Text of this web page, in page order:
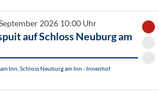
2026 10:00 Uhr
auf Schloss Neuburg am
Inn, Schloss Neuburg am Inn - Innenhof